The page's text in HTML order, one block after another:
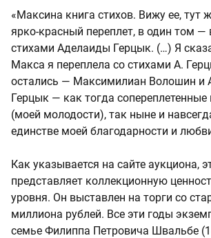
«Максина книга стихов. Вижу ее, тут
ярко-красный переплет, в один том
стихами Аделаиды Герцык. (…) Я
Макса я переплела со стихами А.
остались — Максимилиан Волошин и
Герцык — как тогда сопереплетенные
(моей молодости), так ныне и
единстве моей благодарности и
Как указывается на сайте аукциона,
представляет коллекционную
уровня. Он выставлен на торги со
миллиона рублей. Все эти годы
семье Филиппа Петровича Швальбе